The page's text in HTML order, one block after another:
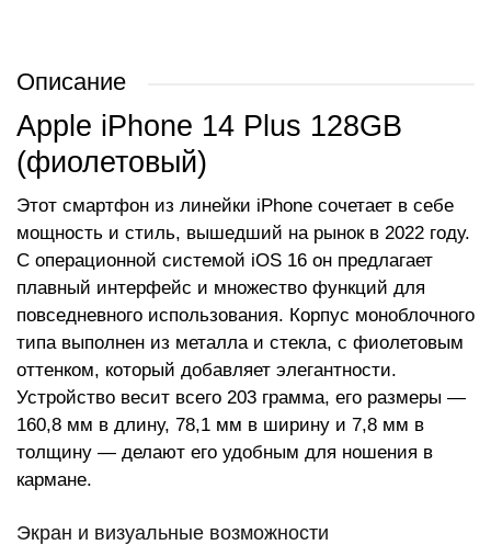
Описание
Apple iPhone 14 Plus 128GB
(фиолетовый)
Этот смартфон из линейки iPhone сочетает в себе
мощность и стиль, вышедший на рынок в 2022 году.
С операционной системой iOS 16 он предлагает
плавный интерфейс и множество функций для
повседневного использования. Корпус моноблочного
типа выполнен из металла и стекла, с фиолетовым
оттенком, который добавляет элегантности.
Устройство весит всего 203 грамма, его размеры —
160,8 мм в длину, 78,1 мм в ширину и 7,8 мм в
толщину — делают его удобным для ношения в
кармане.
Экран и визуальные возможности